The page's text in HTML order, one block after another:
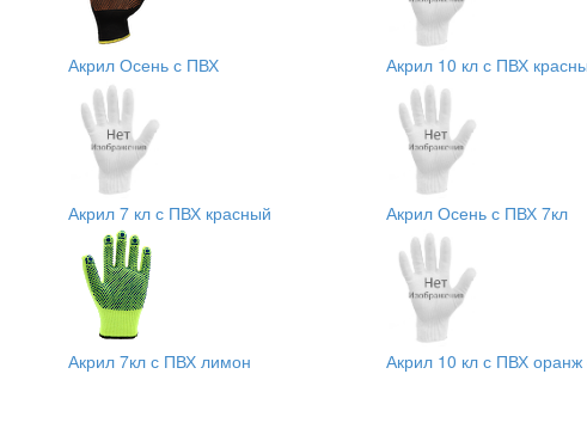
Акрил Осень с ПВХ Акрил 10 кл с ПВХ
Акрил 7 кл с ПВХ красный Акрил Осень с ПВХ 7кл
Акрил 7кл с ПВХ лимон Акрил 10 кл с ПВХ оранж